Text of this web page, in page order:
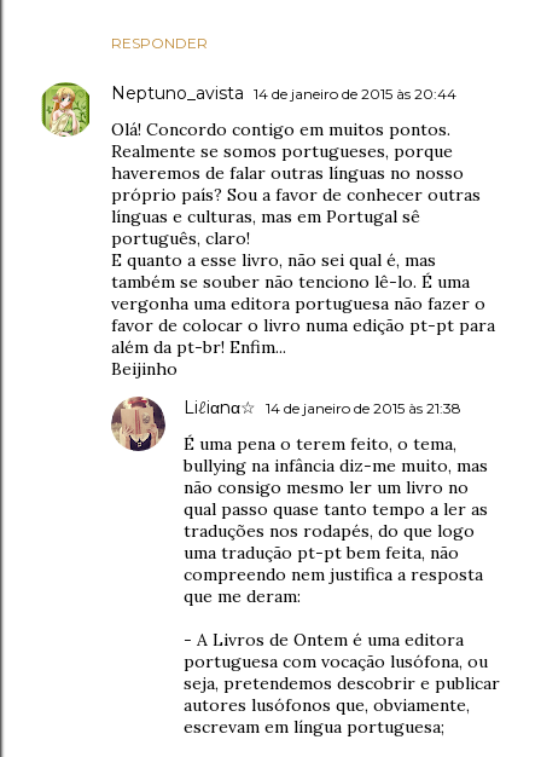
RESPONDER
Neptuno_avista 14 de janeiro de 2015 às 20:44
Olá! Concordo contigo em muitos pontos.
Realmente se somos portugueses, porque
haveremos de falar outras línguas no nosso
próprio país? Sou a favor de conhecer outras
línguas e culturas, mas em Portugal sê
português, claro!
E quanto a esse livro, não sei qual é, mas
também se souber não tenciono lê-lo. É uma
vergonha uma editora portuguesa não fazer o
favor de colocar o livro numa edição pt-pt para
além da pt-br! Enfim...
Beijinho
Liℓiαnα☆ 14 de janeiro de 2015 às 21:38
É uma pena o terem feito, o tema,
bullying na infância diz-me muito, mas
não consigo mesmo ler um livro no
qual passo quase tanto tempo a ler as
traduções nos rodapés, do que logo
uma tradução pt-pt bem feita, não
compreendo nem justifica a resposta
que me deram:
- A Livros de Ontem é uma editora
portuguesa com vocação lusófona, ou
seja, pretendemos descobrir e publicar
autores lusófonos que, obviamente,
escrevam em língua portuguesa;